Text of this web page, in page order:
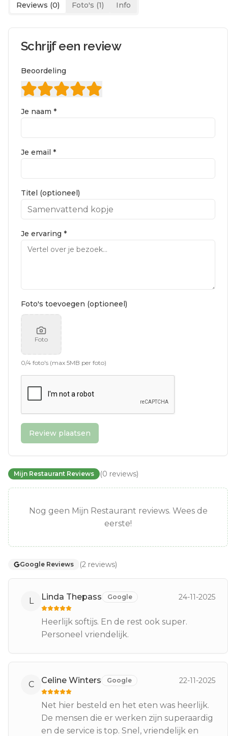
Reviews (0) Foto's (1) Info
Schrijf een review
Beoordeling
Je naam *
Je email *
Titel (optioneel)
Je ervaring *
Foto's toevoegen (optioneel)
Foto
0/4 foto's (max 5MB per foto)
Review plaatsen
Mijn Restaurant Reviews (0 reviews)
Nog geen Mijn Restaurant reviews. Wees de
eerste!
Google Reviews (2 reviews)
L Linda Thepass Google 24-11-2025
Heerlijk softijs. En de rest ook super.
Personeel vriendelijk.
C Celine Winters Google 22-11-2025
Net hier besteld en het eten was heerlijk.
De mensen die er werken zijn superaardig
en de service is top. Snel, vriendelijk en